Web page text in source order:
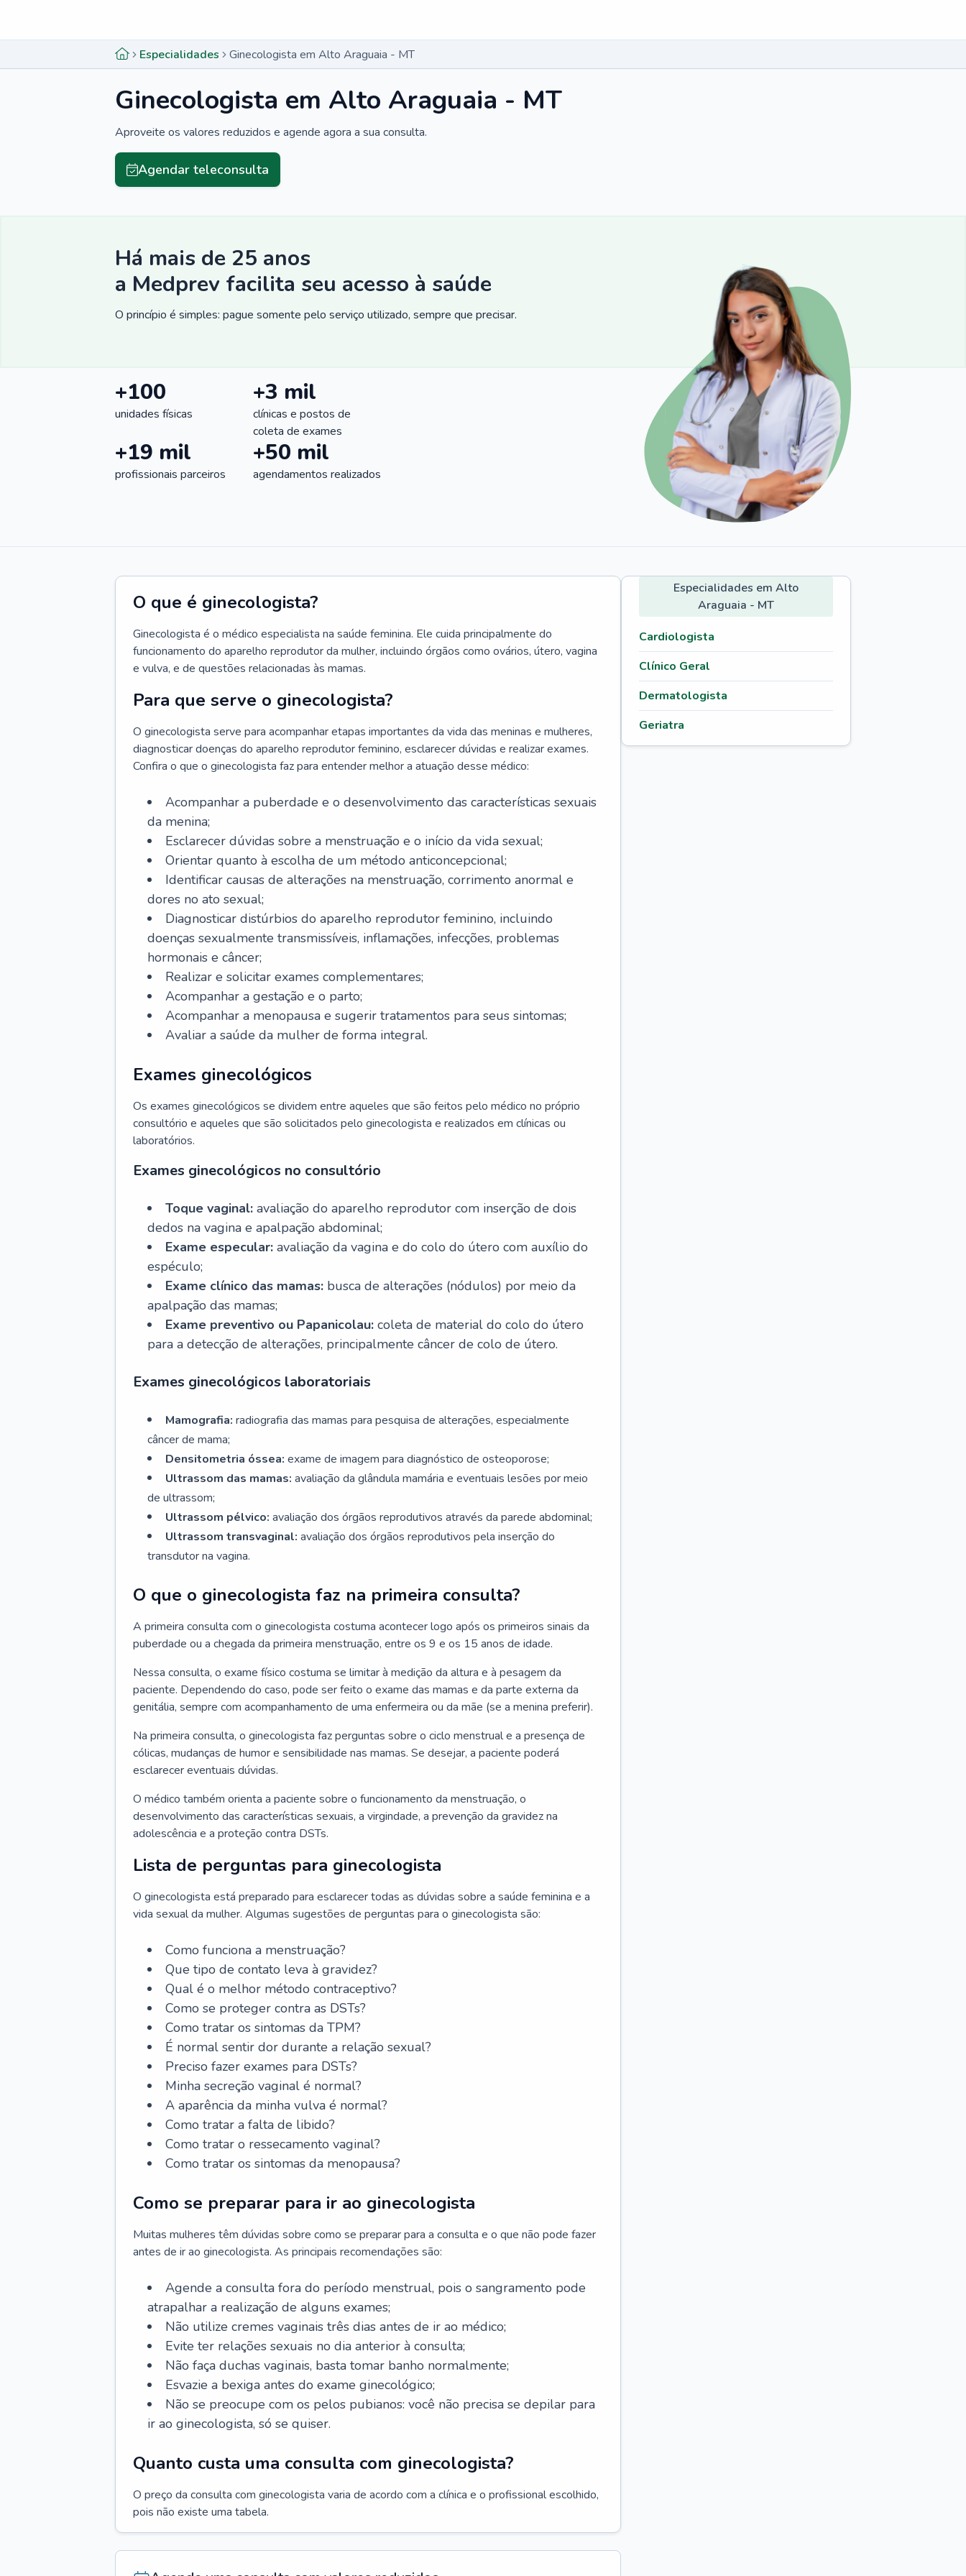
Especialidades Ginecologista em Alto Araguaia - MT
Ginecologista em Alto Araguaia - MT
Aproveite os valores reduzidos e agende agora a sua consulta.
Agendar teleconsulta
Há mais de 25 anos
a Medprev facilita seu acesso à saúde
O princípio é simples: pague somente pelo serviço utilizado, sempre que precisar.
+100
unidades físicas
+3 mil
clínicas e postos de
coleta de exames
+19 mil
profissionais parceiros
+50 mil
agendamentos realizados
O que é ginecologista?
Ginecologista é o médico especialista na saúde feminina. Ele cuida principalmente do
funcionamento do aparelho reprodutor da mulher, incluindo órgãos como ovários, útero, vagina
e vulva, e de questões relacionadas às mamas.
Para que serve o ginecologista?
O ginecologista serve para acompanhar etapas importantes da vida das meninas e mulheres,
diagnosticar doenças do aparelho reprodutor feminino, esclarecer dúvidas e realizar exames.
Confira o que o ginecologista faz para entender melhor a atuação desse médico:
Acompanhar a puberdade e o desenvolvimento das características sexuais
da menina;
Esclarecer dúvidas sobre a menstruação e o início da vida sexual;
Orientar quanto à escolha de um método anticoncepcional;
Identificar causas de alterações na menstruação, corrimento anormal e
dores no ato sexual;
Diagnosticar distúrbios do aparelho reprodutor feminino, incluindo
doenças sexualmente transmissíveis, inflamações, infecções, problemas
hormonais e câncer;
Realizar e solicitar exames complementares;
Acompanhar a gestação e o parto;
Acompanhar a menopausa e sugerir tratamentos para seus sintomas;
Avaliar a saúde da mulher de forma integral.
Exames ginecológicos
Os exames ginecológicos se dividem entre aqueles que são feitos pelo médico no próprio
consultório e aqueles que são solicitados pelo ginecologista e realizados em clínicas ou
laboratórios.
Exames ginecológicos no consultório
Toque vaginal: avaliação do aparelho reprodutor com inserção de dois
dedos na vagina e apalpação abdominal;
Exame especular: avaliação da vagina e do colo do útero com auxílio do
espéculo;
Exame clínico das mamas: busca de alterações (nódulos) por meio da
apalpação das mamas;
Exame preventivo ou Papanicolau: coleta de material do colo do útero
para a detecção de alterações, principalmente câncer de colo de útero.
Exames ginecológicos laboratoriais
Mamografia: radiografia das mamas para pesquisa de alterações, especialmente
câncer de mama;
Densitometria óssea: exame de imagem para diagnóstico de osteoporose;
Ultrassom das mamas: avaliação da glândula mamária e eventuais lesões por meio
de ultrassom;
Ultrassom pélvico: avaliação dos órgãos reprodutivos através da parede abdominal;
Ultrassom transvaginal: avaliação dos órgãos reprodutivos pela inserção do
transdutor na vagina.
O que o ginecologista faz na primeira consulta?
A primeira consulta com o ginecologista costuma acontecer logo após os primeiros sinais da
puberdade ou a chegada da primeira menstruação, entre os 9 e os 15 anos de idade.
Nessa consulta, o exame físico costuma se limitar à medição da altura e à pesagem da
paciente. Dependendo do caso, pode ser feito o exame das mamas e da parte externa da
genitália, sempre com acompanhamento de uma enfermeira ou da mãe (se a menina preferir).
Na primeira consulta, o ginecologista faz perguntas sobre o ciclo menstrual e a presença de
cólicas, mudanças de humor e sensibilidade nas mamas. Se desejar, a paciente poderá
esclarecer eventuais dúvidas.
O médico também orienta a paciente sobre o funcionamento da menstruação, o
desenvolvimento das características sexuais, a virgindade, a prevenção da gravidez na
adolescência e a proteção contra DSTs.
Lista de perguntas para ginecologista
O ginecologista está preparado para esclarecer todas as dúvidas sobre a saúde feminina e a
vida sexual da mulher. Algumas sugestões de perguntas para o ginecologista são:
Como funciona a menstruação?
Que tipo de contato leva à gravidez?
Qual é o melhor método contraceptivo?
Como se proteger contra as DSTs?
Como tratar os sintomas da TPM?
É normal sentir dor durante a relação sexual?
Preciso fazer exames para DSTs?
Minha secreção vaginal é normal?
A aparência da minha vulva é normal?
Como tratar a falta de libido?
Como tratar o ressecamento vaginal?
Como tratar os sintomas da menopausa?
Como se preparar para ir ao ginecologista
Muitas mulheres têm dúvidas sobre como se preparar para a consulta e o que não pode fazer
antes de ir ao ginecologista. As principais recomendações são:
Agende a consulta fora do período menstrual, pois o sangramento pode
atrapalhar a realização de alguns exames;
Não utilize cremes vaginais três dias antes de ir ao médico;
Evite ter relações sexuais no dia anterior à consulta;
Não faça duchas vaginais, basta tomar banho normalmente;
Esvazie a bexiga antes do exame ginecológico;
Não se preocupe com os pelos pubianos: você não precisa se depilar para
ir ao ginecologista, só se quiser.
Quanto custa uma consulta com ginecologista?
O preço da consulta com ginecologista varia de acordo com a clínica e o profissional escolhido,
pois não existe uma tabela.
Especialidades em Alto
Araguaia - MT
Cardiologista
Clínico Geral
Dermatologista
Geriatra